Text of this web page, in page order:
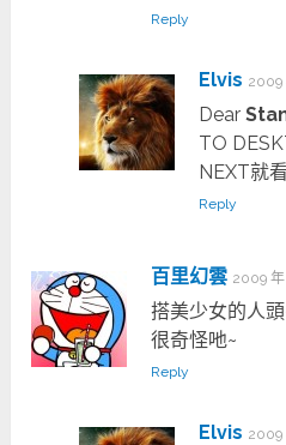
Reply
Elvis 2009
Dear
TO
NEXT就
Reply
百里幻雲 2009
搭美少女的人頭
很奇怪吔~
Reply
Elvis 2009